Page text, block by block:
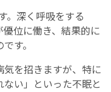
。深く呼吸をする
位に働き、結果的に
す。
を招きますが、特に
ない」といった不眠と